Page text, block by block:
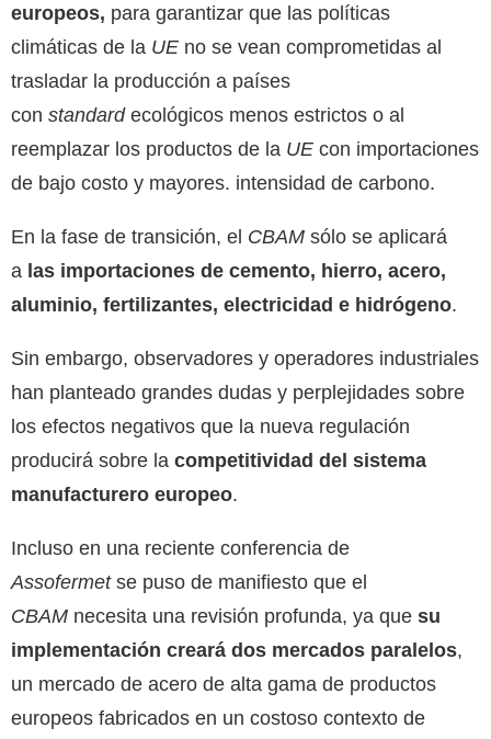
europeos, para garantizar que las políticas
climáticas de la UE no se vean comprometidas al
trasladar la producción a países
con standardecológicos menos estrictos o al
reemplazar los productos de la UE con importaciones
de bajo costo y mayores. intensidad de carbono.
En la fase de transición, el CBAM sólo se aplicará
a las importaciones de cemento, hierro, acero,
aluminio, fertilizantes, electricidad e hidrógeno.
Sin embargo, observadores y operadores industriales
han planteado grandes dudas y perplejidades sobre
los efectos negativos que la nueva regulación
producirá sobre la competitividad del sistema
manufacturero europeo.
Incluso en una reciente conferencia de
Assofermetse puso de manifiesto que el
CBAM necesita una revisión profunda, ya que su
implementación creará dos mercados paralelos,
un mercado de acero de alta gama de productos
europeos fabricados en un costoso contexto de